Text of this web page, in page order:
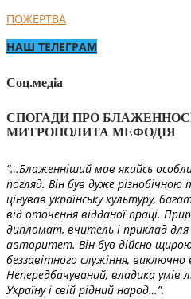
ПОЖЕРТВА
НАШ ТЕЛЕГРАМ
Соц.медіа
СПОГАДИ ПРО
МИТРОПОЛИТА МЕФОДІЯ
“…Блаженніший мав якийсь
погляд. Він був дуже
цінував українську культуру,
від оточення відданої праці.
дипломат, вчитель і приклад для
авторитет. Він був дійсно
беззавітного служіння, виключно
Непередбачуваний, владика умів
Україну і свій рідний народ…”.